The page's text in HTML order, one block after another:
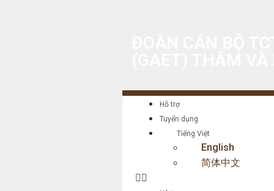
Hỗ trợ
Tuyển dụng
Tiếng Việt
English
简体中文